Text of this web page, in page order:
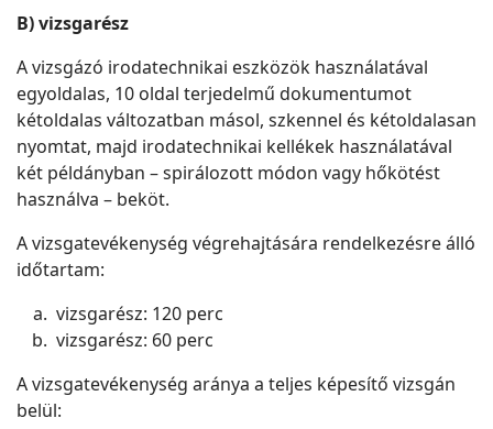
B) vizsgarész
A vizsgázó irodatechnikai eszközök használatával
egyoldalas, 10 oldal terjedelmű dokumentumot
kétoldalas változatban másol, szkennel és kétoldalasan
nyomtat, majd irodatechnikai kellékek használatával
két példányban – spirálozott módon vagy hőkötést
használva – beköt.
A vizsgatevékenység végrehajtására rendelkezésre álló
időtartam:
vizsgarész: 120 perc
vizsgarész: 60 perc
A vizsgatevékenység aránya a teljes képesítő vizsgán
belül: